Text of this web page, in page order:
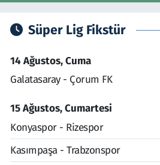
Süper Lig Fikstür
14 Ağustos, Cuma
Galatasaray - Çorum FK
15 Ağustos, Cumartesi
Konyaspor - Rizespor
Kasımpaşa - Trabzonspor